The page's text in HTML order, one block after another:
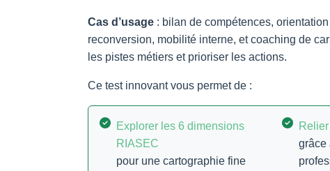
Cas d’usage : bilan de compétences,
reconversion, mobilité interne, et coaching de
les pistes métiers et prioriser les actions.
Ce test innovant vous permet de :
Explorer les 6 dimensions
RIASEC
pour une cartographie fine
grâce